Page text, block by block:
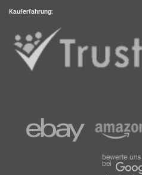
Kauferfahrung: